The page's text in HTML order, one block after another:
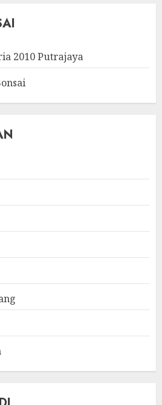
2010 Putrajaya